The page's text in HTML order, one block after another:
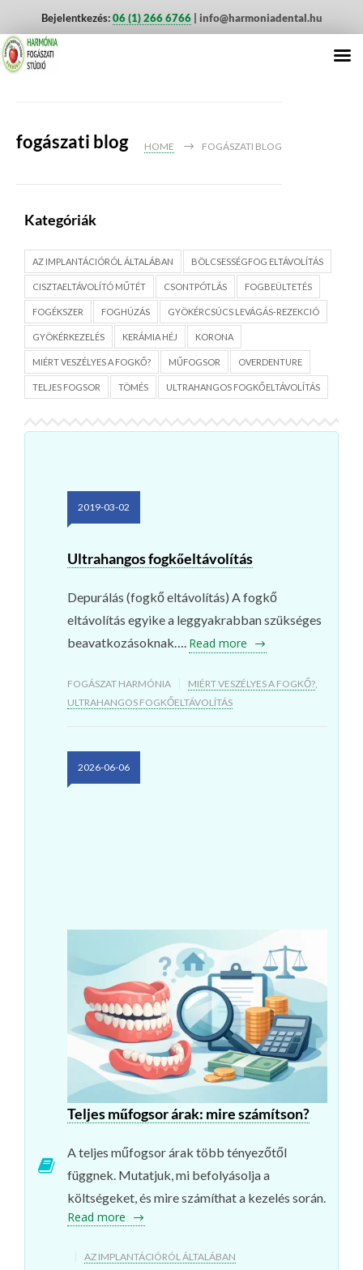
Bejelentkezés: 06 (1) 266 6766| info@harmoniadental.hu
fogászati blog HOME FOGÁSZATI BLOG
Kategóriák
AZ IMPLANTÁCIÓRÓL ÁLTALÁBAN BÖLCSESSÉGFOG ELTÁVOLÍTÁS
CISZTAELTÁVOLÍTÓ MŰTÉT CSONTPÓTLÁS FOGBEÜLTETÉS
FOGÉKSZER FOGHÚZÁS GYÖKÉRCSÚCS LEVÁGÁS-REZEKCIÓ
GYÖKÉRKEZELÉS KERÁMIA HÉJ KORONA
MIÉRT VESZÉLYES A FOGKŐ? MŰFOGSOR OVERDENTURE
TELJES FOGSOR TÖMÉS ULTRAHANGOS FOGKŐELTÁVOLÍTÁS
2019-03-02
Ultrahangos fogkőeltávolítás
Depurálás (fogkő eltávolítás) A fogkő
eltávolítás egyike a leggyakrabban szükséges
beavatkozásoknak…. Read more
FOGÁSZAT HARMÓNIA MIÉRT VESZÉLYES A FOGKŐ?,
ULTRAHANGOS FOGKŐELTÁVOLÍTÁS
2026-06-06
Teljes műfogsor árak: mire számítson?
A teljes műfogsor árak több tényezőtől
függnek. Mutatjuk, mi befolyásolja a
költségeket, és mire számíthat a kezelés során.
Read more
AZ IMPLANTÁCIÓRÓL ÁLTALÁBAN